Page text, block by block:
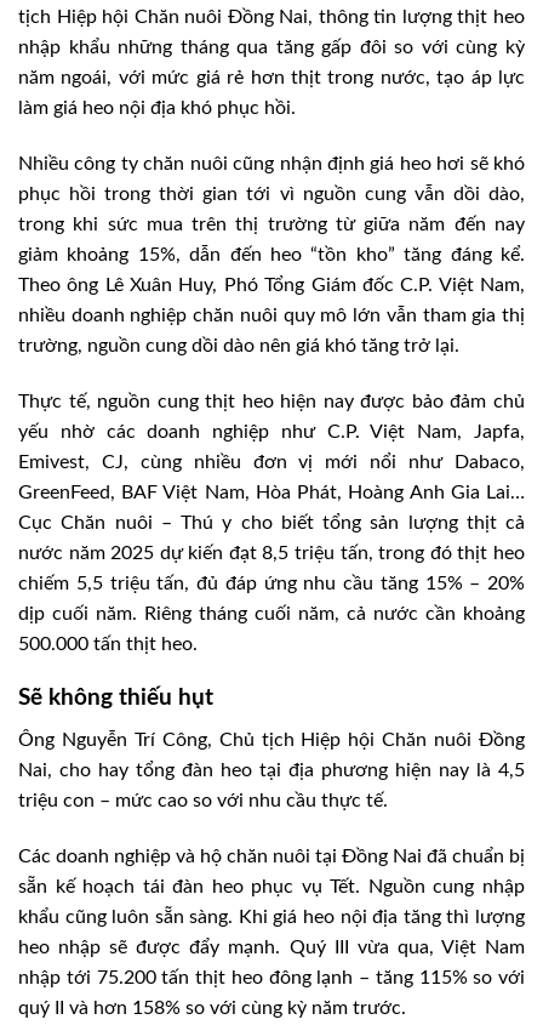
tịch Hiệp hội Chăn nuôi Đồng Nai, thông tin lượng thịt heo
nhập khẩu những tháng qua tăng gấp đôi so với cùng kỳ
năm ngoái, với mức giá rẻ hơn thịt trong nước, tạo áp lực
làm giá heo nội địa khó phục hồi.
Nhiều công ty chăn nuôi cũng nhận định giá heo hơi sẽ khó
phục hồi trong thời gian tới vì nguồn cung vẫn dồi dào,
trong khi sức mua trên thị trường từ giữa năm đến nay
giảm khoảng 15%, dẫn đến heo “tồn kho” tăng đáng kể.
Theo ông Lê Xuân Huy, Phó Tổng Giám đốc C.P. Việt Nam,
nhiều doanh nghiệp chăn nuôi quy mô lớn vẫn tham gia thị
trường, nguồn cung dồi dào nên giá khó tăng trở lại.
Thực tế, nguồn cung thịt heo hiện nay được bảo đảm chủ
yếu nhờ các doanh nghiệp như C.P. Việt Nam, Japfa,
Emivest, CJ, cùng nhiều đơn vị mới nổi như Dabaco,
GreenFeed, BAF Việt Nam, Hòa Phát, Hoàng Anh Gia Lai…
Cục Chăn nuôi – Thú y cho biết tổng sản lượng thịt cả
nước năm 2025 dự kiến đạt 8,5 triệu tấn, trong đó thịt heo
chiếm 5,5 triệu tấn, đủ đáp ứng nhu cầu tăng 15% – 20%
dịp cuối năm. Riêng tháng cuối năm, cả nước cần khoảng
500.000 tấn thịt heo.
Sẽ không thiếu hụt
Ông Nguyễn Trí Công, Chủ tịch Hiệp hội Chăn nuôi Đồng
Nai, cho hay tổng đàn heo tại địa phương hiện nay là 4,5
triệu con – mức cao so với nhu cầu thực tế.
Các doanh nghiệp và hộ chăn nuôi tại Đồng Nai đã chuẩn bị
sẵn kế hoạch tái đàn heo phục vụ Tết. Nguồn cung nhập
khẩu cũng luôn sẵn sàng. Khi giá heo nội địa tăng thì lượng
heo nhập sẽ được đẩy mạnh. Quý III vừa qua, Việt Nam
nhập tới 75.200 tấn thịt heo đông lạnh – tăng 115% so với
quý II và hơn 158% so với cùng kỳ năm trước.